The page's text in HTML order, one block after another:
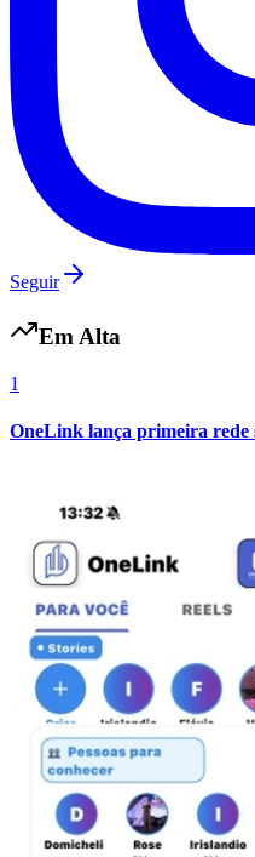
Grêmio
Seguir
Em Alta
1
OneLink lança primeira rede